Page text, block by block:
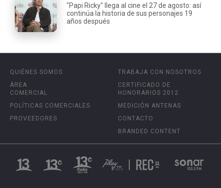
"Papi Ricky" llega al cine el 27 de agosto: así
continúa la historia de sus personajes 19
años después
QUIÉNES SOMOS
ÁREA
COMERCIAL
POLÍTICAS COMERCIALES
PROVEEDORES
TRABAJA CON NOSOTROS
CERTIFICADO DE
HONORARIOS 2012
MEDICIÓN ANTENAS
CONTACTO
BRANDED CONTENT